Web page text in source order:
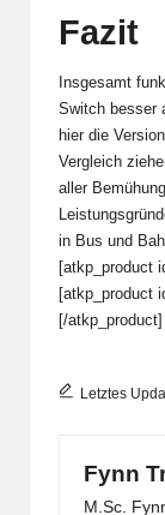
Fazit
Insgesamt
Switch besser
hier die
Vergleich
aller
in Bus und
[atkp_product
[atkp_product
[/atkp_product]
Letztes
Fynn
M.Sc.